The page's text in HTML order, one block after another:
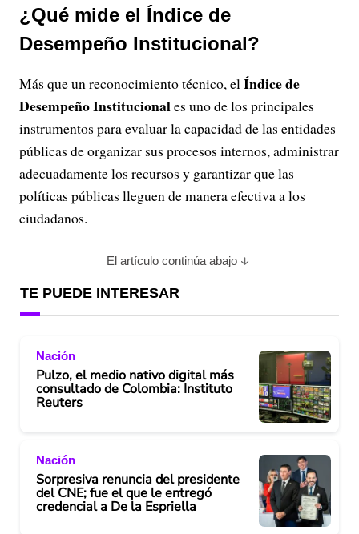
¿Qué mide el Índice de
Desempeño Institucional?
Más que un reconocimiento técnico, elÍndice de
Desempeño Institucionales uno de los principales
instrumentos para evaluar la capacidad de las entidades
públicas de organizar sus procesos internos, administrar
adecuadamente los recursos y garantizar que las
políticas públicas lleguen de manera efectiva a los
ciudadanos.
El artículo continúa abajo
TE PUEDE INTERESAR
Nación
Pulzo, el medio nativo digital más
consultado de Colombia: Instituto
Reuters
Nación
Sorpresiva renuncia del presidente
del CNE; fue el que le entregó
credencial a De la Espriella